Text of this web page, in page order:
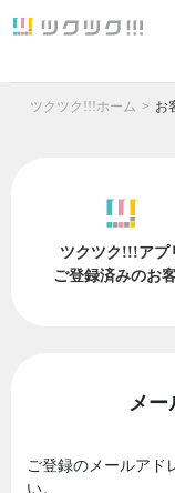
ツクツク!!!ホーム お
ツクツク!!!アプ
ご登録済みのお
メー
ご登録のメールアド
い。